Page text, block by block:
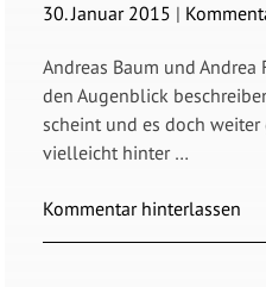
30. Januar 2015 |
Andreas Baum und Andrea
den Augenblick
scheint und es doch
vielleicht hinter …
Kommentar hinterlassen